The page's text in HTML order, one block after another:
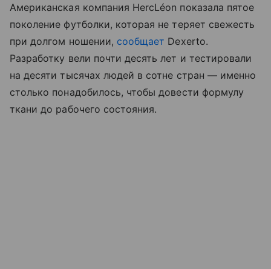
Американская компания HercLéon показала пятое
поколение футболки, которая не теряет свежесть
при долгом ношении, сообщает Dexerto.
Разработку вели почти десять лет и тестировали
на десяти тысячах людей в сотне стран — именно
столько понадобилось, чтобы довести формулу
ткани до рабочего состояния.